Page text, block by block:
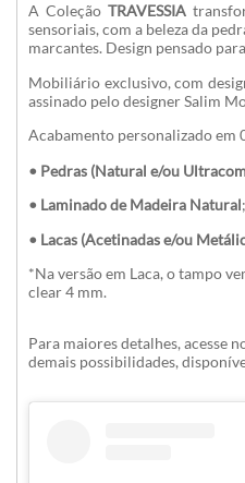
A Coleção TRAVESSIA
sensoriais, com a beleza da
marcantes. Design pensado
Mobiliário exclusivo, com
assinado pelo designer Salim
Acabamento personalizado em
• Pedras (Natural e/ou
• Laminado de Madeira Natural;
• Lacas (Acetinadas e/ou
*Na versão em Laca, o tampo
clear 4 mm.
Para maiores detalhes, acesse
demais possibilidades,